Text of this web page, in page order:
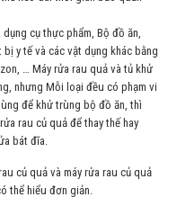
cụ thực phẩm, Bộ đồ ăn,
y tế và các vật dụng khác bằng
… Máy rửa rau quả và tủ khử
nhưng Mỗi loại đều có phạm vi
để khử trùng bộ đồ ăn, thì
rau củ quả để thay thế hay
bát đĩa.
củ quả và máy rửa rau củ quả
thể hiểu đơn giản.